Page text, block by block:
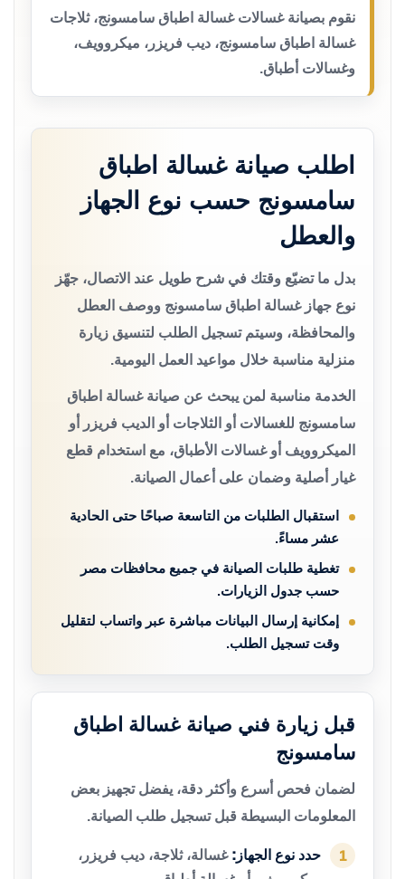
نقوم بصيانة غسالات غسالة اطباق سامسونج، ثلاجات
غسالة اطباق سامسونج، ديب فريزر، ميكروويف،
وغسالات أطباق.
اطلب صيانة غسالة اطباق
سامسونج حسب نوع الجهاز
والعطل
بدل ما تضيّع وقتك في شرح طويل عند الاتصال، جهّز
نوع جهاز غسالة اطباق سامسونج ووصف العطل
والمحافظة، وسيتم تسجيل الطلب لتنسيق زيارة
منزلية مناسبة خلال مواعيد العمل اليومية.
الخدمة مناسبة لمن يبحث عن صيانة غسالة اطباق
سامسونج للغسالات أو الثلاجات أو الديب فريزر أو
الميكروويف أو غسالات الأطباق، مع استخدام قطع
غيار أصلية وضمان على أعمال الصيانة.
استقبال الطلبات من التاسعة صباحًا حتى الحادية
عشر مساءً.
تغطية طلبات الصيانة في جميع محافظات مصر
حسب جدول الزيارات.
إمكانية إرسال البيانات مباشرة عبر واتساب لتقليل
وقت تسجيل الطلب.
قبل زيارة فني صيانة غسالة اطباق
سامسونج
لضمان فحص أسرع وأكثر دقة، يفضل تجهيز بعض
المعلومات البسيطة قبل تسجيل طلب الصيانة.
1 حدد نوع الجهاز: غسالة، ثلاجة، ديب فريزر،